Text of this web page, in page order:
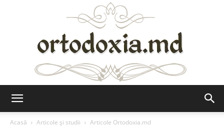
Acasă
Articole şi studii Articole Ortodoxia.md